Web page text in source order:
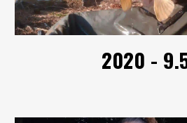
2020 -